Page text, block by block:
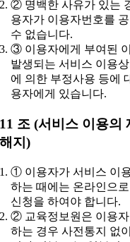
② 명백한 사유가 있는
용자가 이용자번호를
수 없습니다.
③ 이용자에게 부여된
발생되는 서비스 이용
에 의한 부정사용 등에
용자에게 있습니다.
조 (서비스 이용의
지)
① 이용자가 서비스 이
하는 때에는 온라인으
신청을 하여야 합니다.
② 교육정보원은 이용
하는 경우 사전통지 없